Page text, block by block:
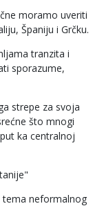
moramo uveriti
Španiju i Grčku.
tranzita i
sporazume,
strepe za svoja
što mnogi
ka centralnoj
tema neformalnog